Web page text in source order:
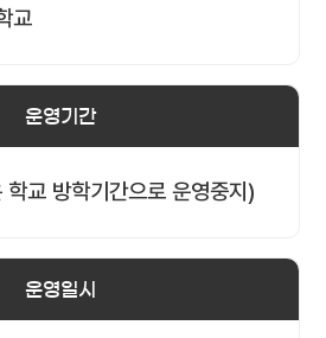
교
운영기간
교 방학기간으로 운영중지)
운영일시